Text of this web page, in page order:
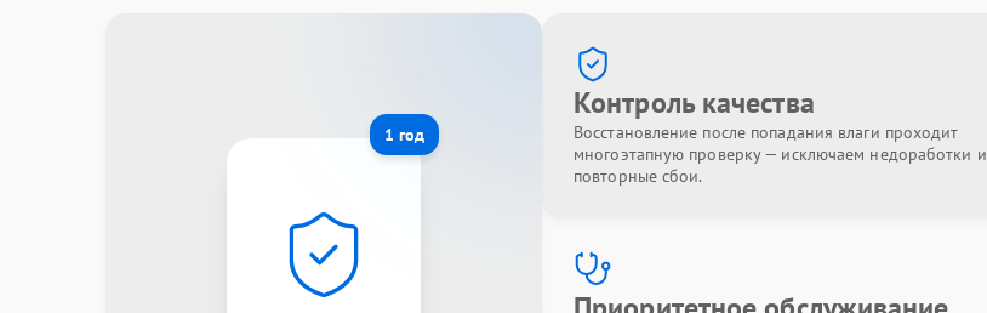
1 год
Контроль качества
Восстановление после попадания влаги проходит
многоэтапную проверку — исключаем недоработки и
повторные сбои.